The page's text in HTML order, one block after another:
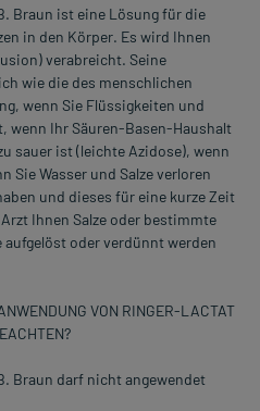
Braun ist eine Lösung für die
in den Körper. Es wird Ihnen
verabreicht. Seine
wie die des menschlichen
wenn Sie Flüssigkeiten und
wenn Ihr Säuren-Basen-Haushalt
sauer ist (leichte Azidose), wenn
Sie Wasser und Salze verloren
und dieses für eine kurze Zeit
Ihnen Salze oder bestimmte
oder verdünnt werden
VON RINGER-LACTAT
Braun darf nicht angewendet